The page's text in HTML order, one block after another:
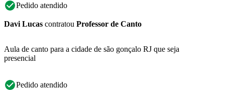
Pedido atendido
Davi Lucas contratou Professor de Canto
Aula de canto para a cidade de são gonçalo RJ que seja
presencial
Pedido atendido